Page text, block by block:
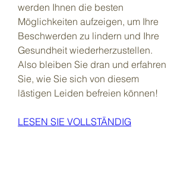
werden Ihnen die besten
Möglichkeiten aufzeigen, um Ihre
Beschwerden zu lindern und Ihre
Gesundheit wiederherzustellen.
Also bleiben Sie dran und erfahren
Sie, wie Sie sich von diesem
lästigen Leiden befreien können!
LESEN SIE VOLLSTÄNDIG